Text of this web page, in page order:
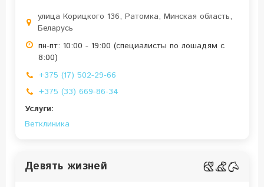
улица Корицкого 136, Ратомка, Минская область,
Беларусь
пн-пт: 10:00 - 19:00 (специалисты по лошадям с
8:00)
+375 (17) 502-29-66
+375 (33) 669-86-34
Услуги:
Ветклиника
Девять жизней